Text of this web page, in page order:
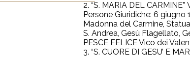
2. “S. MARIA DEL
Persone Giuridiche: 6
Madonna del Carmine,
S. Andrea, Gesù Flagellato,
PESCE FELICE Vico dei
3. “S. CUORE DI GESU’ E